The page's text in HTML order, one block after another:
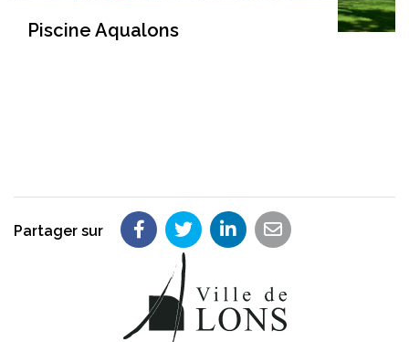
Piscine Aqualons
Partager sur Partager sur Facebook
Partager sur Twitter
Partager sur LinkedIn
Partager par